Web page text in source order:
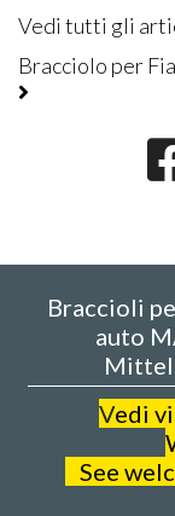
Vedi tutti gli
Bracciolo per
Braccioli
auto
Vedi
See